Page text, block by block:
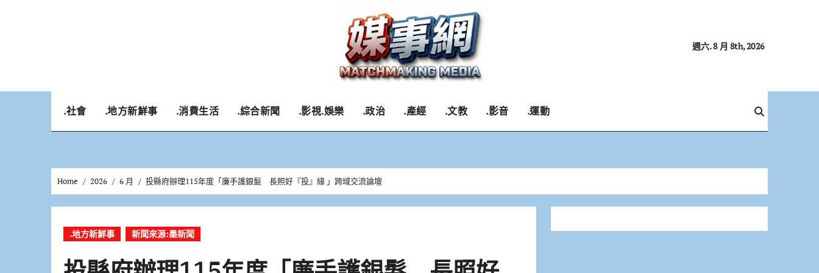
週六. 8 月 8th, 2026
.社會 .地方新鮮事 .消費生活 .綜合新聞 .影視.娛樂 .政治 .產經 .文教 .影音 .運動
Home 2026 6 月 投縣府辦理115年度「廉手護銀髮 長照好『投』緣 」跨域交流論壇
.地方新鮮事 新聞來源:墨新聞